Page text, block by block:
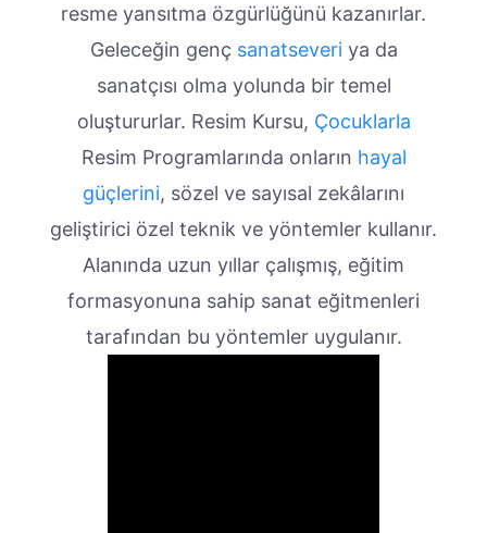
resme yansıtma özgürlüğünü kazanırlar.
Geleceğin genç sanatseveriya da
sanatçısı olma yolunda bir temel
oluştururlar. Resim Kursu, Çocuklarla
Resim Programlarında onların hayal
güçlerini, sözel ve sayısal zekâlarını
geliştirici özel teknik ve yöntemler kullanır.
Alanında uzun yıllar çalışmış, eğitim
formasyonuna sahip sanat eğitmenleri
tarafından bu yöntemler uygulanır.